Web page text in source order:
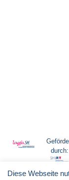
durch:
Diese Webseite